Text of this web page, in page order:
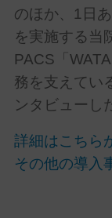
のほか、1日
を実施する当
PACS「
務を支えてい
ンタビューし
詳細はこちら
その他の導入